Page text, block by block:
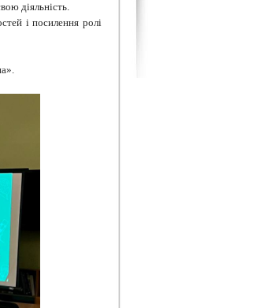
діяльність.
і посилення ролі